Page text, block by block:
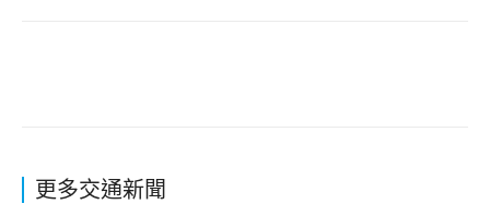
更多交通新聞